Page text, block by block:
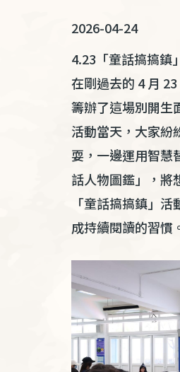
2026-04-24
4.23「童話搞搞鎮
在剛過去的 4 月
籌辦了這場別開生
活動當天，大家紛
耍，一邊運用智慧
話人物圖鑑」，將
「童話搞搞鎮」
成持續閱讀的習慣